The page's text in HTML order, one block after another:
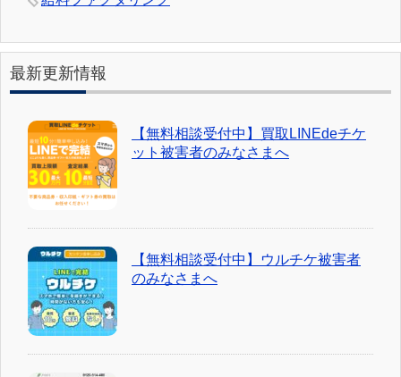
最新更新情報
【無料相談受付中】買取LINEdeチケ
ット被害者のみなさまへ
【無料相談受付中】ウルチケ被害者
のみなさまへ